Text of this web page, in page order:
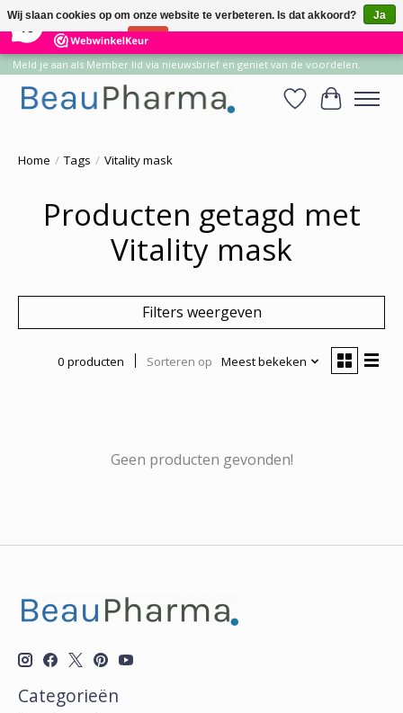
14 Reviews ×
Meld je aan als Member lid via nieuwsbrief en geniet van de voordelen.
Verlanglijst
Home / Tags / Vitality mask
Producten getagd met
Vitality mask
Filters weergeven
0 producten Sorteren op Meest bekeken
Geen producten gevonden!
Categorieën
Wij slaan cookies op om onze website te verbeteren. Is dat akkoord?
Ja
Nee